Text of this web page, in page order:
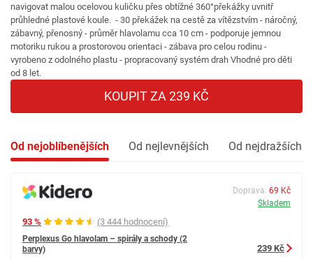
navigovat malou ocelovou kuličku přes obtížné 360°překážky uvnitř
průhledné plastové koule. - 30 překážek na cestě za vítězstvím - náročný,
zábavný, přenosný - průměr hlavolamu cca 10 cm - podporuje jemnou
motoriku rukou a prostorovou orientaci - zábava pro celou rodinu -
vyrobeno z odolného plastu - propracovaný systém drah Vhodné pro děti
od 8 let.
KOUPIT ZA 239 KČ
Od nejoblíbenějších Od nejlevnějších Od nejdražších
93 % (3 444 hodnocení)
Perplexus Go hlavolam – spirály a schody (2
barvy)
Doprava: 69 Kč
Skladem
239 Kč